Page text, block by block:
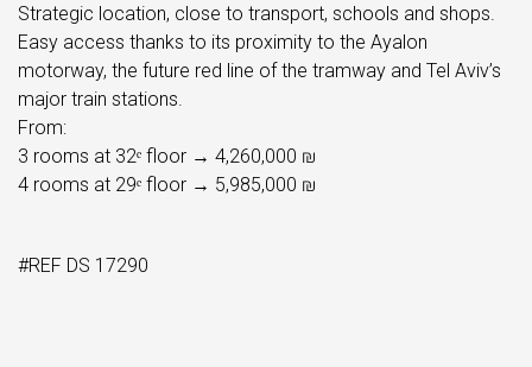
Strategic location, close to transport, schools and shops.
Easy access thanks to its proximity to the Ayalon
motorway, the future red line of the tramway and Tel Aviv’s
major train stations.
From:
3 rooms at 32ᵉ floor → 4,260,000 ₪
4 rooms at 29ᵉ floor → 5,985,000 ₪
#REF DS 17290